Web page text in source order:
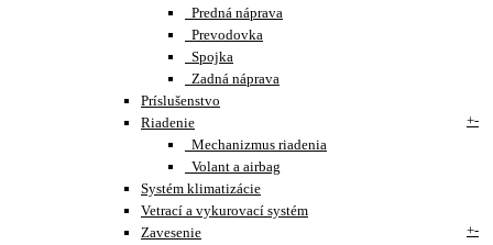
Predná náprava
Prevodovka
Spojka
Zadná náprava
Príslušenstvo
Riadenie
+-
Mechanizmus riadenia
Volant a airbag
Systém klimatizácie
Vetrací a vykurovací systém
Zavesenie
+-